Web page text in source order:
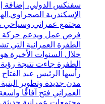
سفنكس الدولي، إضافة
الإسكندرية
مجتمع عمراني وسياحي
فرص عمل ويدعم
الطفرة العمرانية
خلال السنوات الأخيرة
الطفرة جاءت نتيجة
رأسها الرئيس عبد
مدن جديدة وتطوير
العمراني فتح آفاقًا